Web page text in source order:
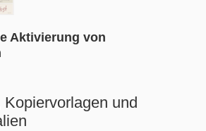
Aktivierung von
und